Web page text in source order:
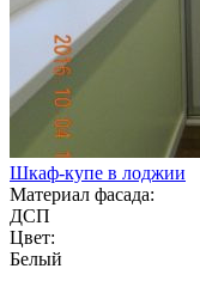
Шкаф-купе в лоджии
Материал фасада:
ДСП
Цвет:
Белый